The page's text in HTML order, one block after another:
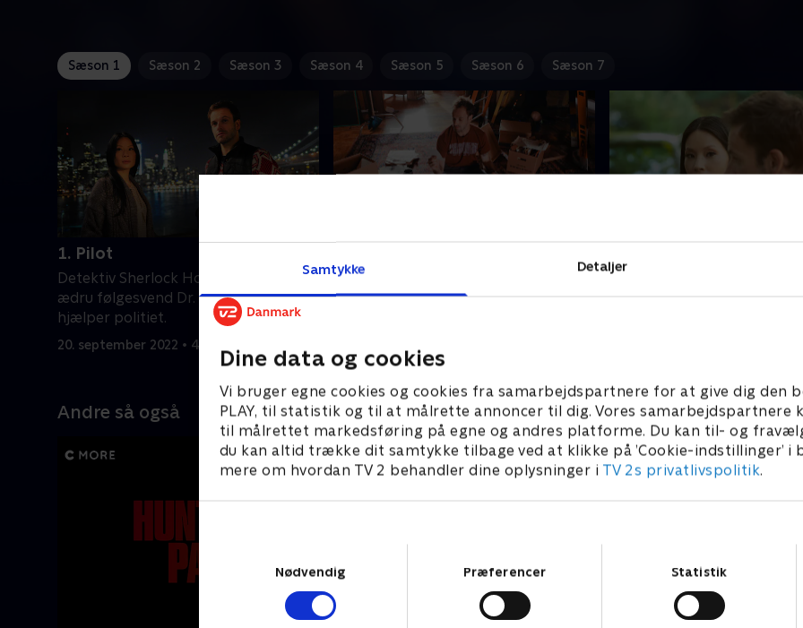
Samtykke Detaljer
Dine data og cookies
Vi bruger egne cookies og cookies fra samarbejdspartnere for at give dig den
PLAY, til statistik og til at målrette annoncer til dig. Vores samarbejdspartnere
til målrettet markedsføring på egne og andres platforme. Du kan til- og
du kan altid trække dit samtykke tilbage ved at klikke på ’Cookie-indstillinger’ i
mere om hvordan TV 2 behandler dine oplysninger i TV 2s privatlivspolitik.
Nødvendig
Præferencer Statistik
Sæson 1 Sæson 2 Sæson 3 Sæson 4 Sæson 5 Sæson 6 Sæson 7
1. Pilot
Detektiv Sherlock Holmes og hans
ædru følgesvend Dr. Joan Watson
hjælper politiet.
20. september 2022 • 43 min
Sherlock og Watson hjælper med en
børnebortførelsessag, der involverer
Holmes hjælper med en
Andre så også